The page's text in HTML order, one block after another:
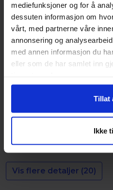
mediefunksjoner og for å
dessuten informasjon om
vårt, med partnerne våre
annonsering og
med annen informasjon du
eller som de har samlet inn
Tillat
Ikke
XBID Kontaktperson
Jim_Falldalen
Selges av
Privatperson
Audi
Vis flere detaljer (20)